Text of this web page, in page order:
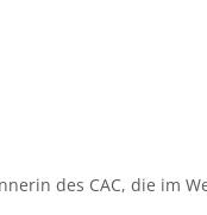
des CAC, die im